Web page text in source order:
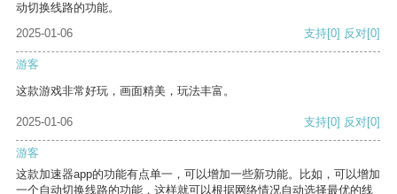
动切换线路的功能。
2025-01-06
支持[0] 反对[0]
游客
这款游戏非常好玩，画面精美，玩法丰富。
2025-01-06 支持[0] 反对[0]
游客
这款加速器app的功能有点单一，可以增加一些新功能。比如，可以增加
一个自动切换线路的功能，这样就可以根据网络情况自动选择最优的线